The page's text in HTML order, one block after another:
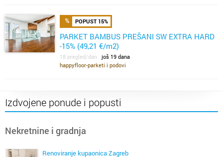
POPUST 15%
PARKET BAMBUS PREŠANI SW EXTRA HARD
-15% (49,21 €/m2)
18 pregled/dan još 19 dana
happyfloor-parketi i podovi
Izdvojene ponude i popusti
Nekretnine i gradnja
Renoviranje kupaonica Zagreb